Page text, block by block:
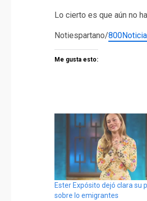
Lo cierto es que aún no
Notiespartano/
Me gusta esto:
Ester Expósito dejó clara su
sobre lo emigrantes